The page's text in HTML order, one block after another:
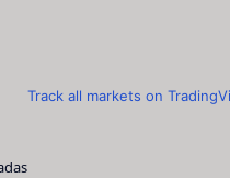
Track all markets on